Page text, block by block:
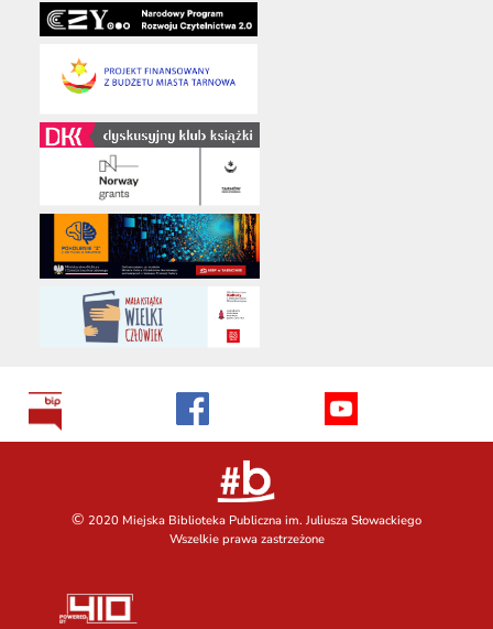
© 2020 Miejska Biblioteka Publiczna im. Juliusza Słowackiego
Wszelkie prawa zastrzeżone